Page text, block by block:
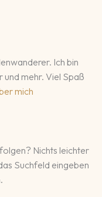
Ich bin
und mehr. Viel Spaß
mich
folgen? Nichts leichter
Suchfeld eingeben